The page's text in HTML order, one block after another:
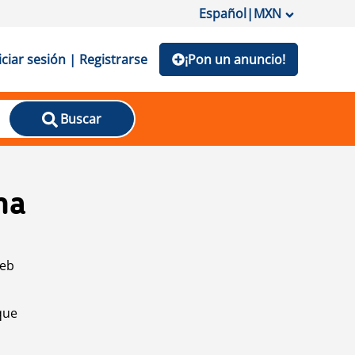
Español|MXN
sesión | Registrarse ¡Pon un anuncio!
Buscar